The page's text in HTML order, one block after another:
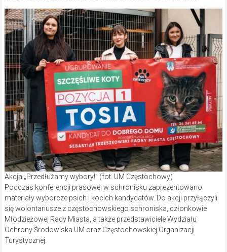
Akcja „Przedłużamy wybory!” (fot. UM Częstochowy)
Podczas konferencji prasowej w schronisku zaprezentowano
materiały wyborcze psich i kocich kandydatów. Do akcji przyłączyli
się wolontariusze z częstochowskiego schroniska, członkowie
Młodzieżowej Rady Miasta, a także przedstawiciele Wydziału
Ochrony Środowiska UM oraz Częstochowskiej Organizacji
Turystycznej.